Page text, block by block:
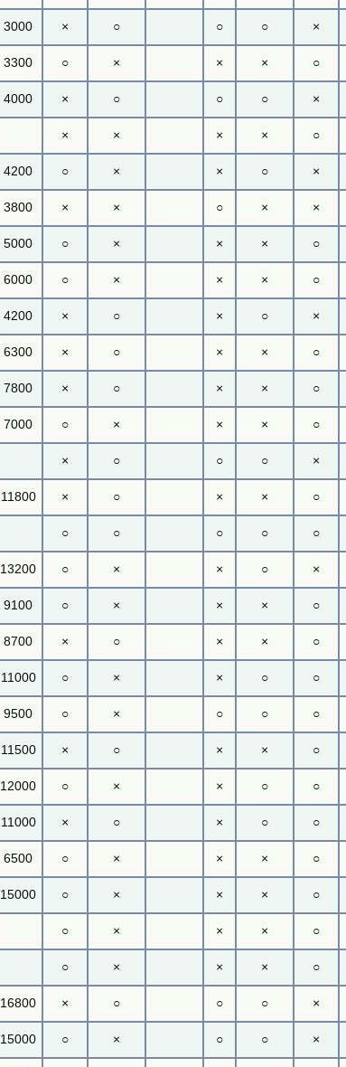
3000 × ○ ○ ○ ×
3300 ○ × × × ○
4000 × ○ ○ ○ ×
× × × × ○
4200 ○ × × ○ ×
3800 × × ○ × ×
5000 ○ × × × ○
6000 ○ × × × ○
4200 × ○ × ○ ×
6300 × ○ × × ○
7800 × ○ × × ○
7000 ○ × × × ○
× ○ ○ ○ ×
11800 × ○ × × ○
○ ○ ○ ○ ○
13200 ○ × × ○ ×
9100 ○ × × × ○
8700 × ○ × × ○
11000 ○ × × ○ ○
9500 ○ × ○ ○ ○
11500 × ○ × × ○
12000 ○ × × ○ ○
11000 × ○ × ○ ○
6500 ○ × × × ○
15000 ○ × × × ○
○ × × × ○
○ × × × ○
16800 × ○ ○ ○ ×
15000 ○ × ○ ○ ×